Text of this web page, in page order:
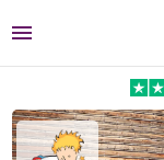
Menu